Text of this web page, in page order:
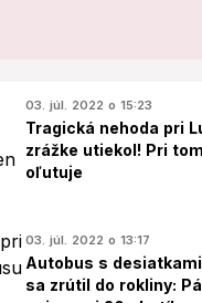
03. júl. 2022 o 15:23
Tragická nehoda pri
zrážke utiekol! Pri
oľutuje
03. júl. 2022 o 13:17
Autobus s
sa zrútil do rokliny: